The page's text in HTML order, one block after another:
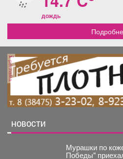
дождь
реклама
НОВОСТИ
Мурашки по
Победы"